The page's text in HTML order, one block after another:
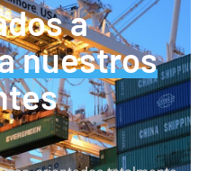
a
nuestros